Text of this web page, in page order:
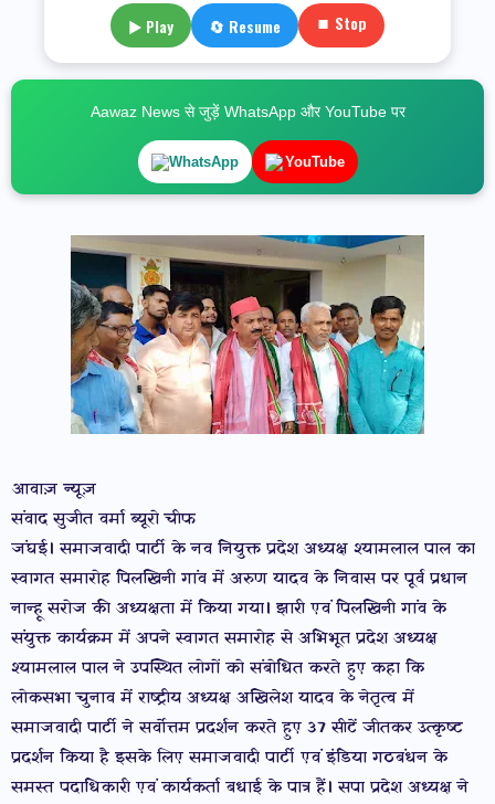
▶ Play 🔄 Resume ⏹ Stop
Aawaz News से जुड़ें WhatsApp और YouTube पर
WhatsApp YouTube
आवाज़ न्यूज़
संवाद सुजीत वर्मा ब्यूरो चीफ
जंघई। समाजवादी पार्टी के नव नियुक्त प्रदेश अध्यक्ष श्यामलाल पाल का
स्वागत समारोह पिलखिनी गांव में अरुण यादव के निवास पर पूर्व प्रधान
नान्हू सरोज की अध्यक्षता में किया गया। झारी एवं पिलखिनी गांव के
संयुक्त कार्यक्रम में अपने स्वागत समारोह से अभिभूत प्रदेश अध्यक्ष
श्यामलाल पाल ने उपस्थित लोगों को संबोधित करते हुए कहा कि
लोकसभा चुनाव में राष्ट्रीय अध्यक्ष अखिलेश यादव के नेतृत्व में
समाजवादी पार्टी ने सर्वोत्तम प्रदर्शन करते हुए 37 सीटें जीतकर उत्कृष्ट
प्रदर्शन किया है इसके लिए समाजवादी पार्टी एवं इंडिया गठबंधन के
समस्त पदाधिकारी एवं कार्यकर्ता बधाई के पात्र हैं। सपा प्रदेश अध्यक्ष ने